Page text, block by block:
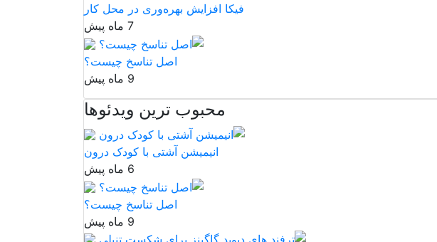
فیکا افزایش بهره‌وری در محل کار
7 ماه پیش
اصل تناسخ چیست؟
9 ماه پیش
محبوب ترین ویدئوها
انیمیشن آشتی با کودک درون
6 ماه پیش
اصل تناسخ چیست؟
9 ماه پیش